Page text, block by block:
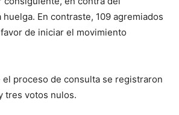
En contraste, 109 agremiados
de iniciar el movimiento
proceso de consulta se registraron
tres votos nulos.